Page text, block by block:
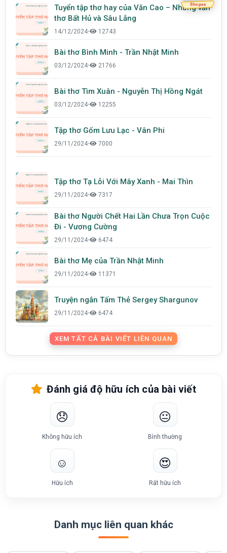
Tuyển tập thơ hay của Văn Cao – Những vần
thơ Bất Hủ và Sâu Lắng
14/12/2024• 12743
Bài thơ Bình Minh - Trần Nhật Minh
03/12/2024• 21766
Bài thơ Tìm Xuân - Nguyễn Thị Hồng Ngát
03/12/2024• 12255
Tập thơ Gốm Lưu Lạc - Vân Phi
29/11/2024• 7000
Tập thơ Tạ Lỗi Với Mây Xanh - Mai Thìn
29/11/2024• 7317
Bài thơ Người Chết Hai Lần Chưa Trọn Cuộc
Đi - Vương Cường
29/11/2024• 6474
Bài thơ Mẹ của Trần Nhật Minh
29/11/2024• 11371
Truyện ngắn Tấm Thẻ Sergey Shargunov
29/11/2024• 6474
XEM TẤT CẢ BÀI VIẾT LIÊN QUAN
Đánh giá độ hữu ích của bài viết
😞
Không hữu ích
😐
Bình thường
☺️
Hữu ích
😍
Rất hữu ích
Danh mục liên quan khác
Shopee